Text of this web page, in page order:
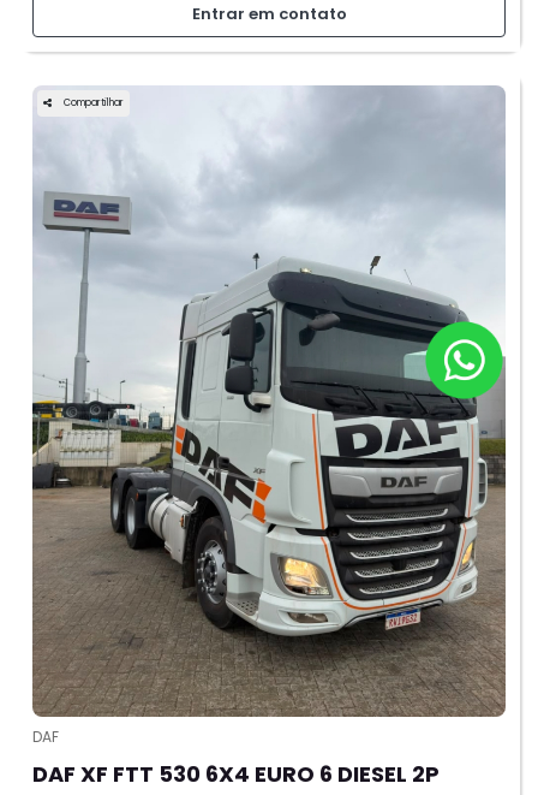
Entrar em contato
Compartilhar
DAF
DAF XF FTT 530 6X4 EURO 6 DIESEL 2P